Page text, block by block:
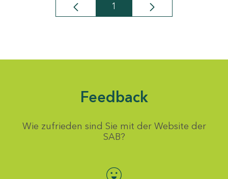
Seite
1
Feedback
Wie zufrieden sind Sie mit der Website der
SAB?
Bewertung auswählen